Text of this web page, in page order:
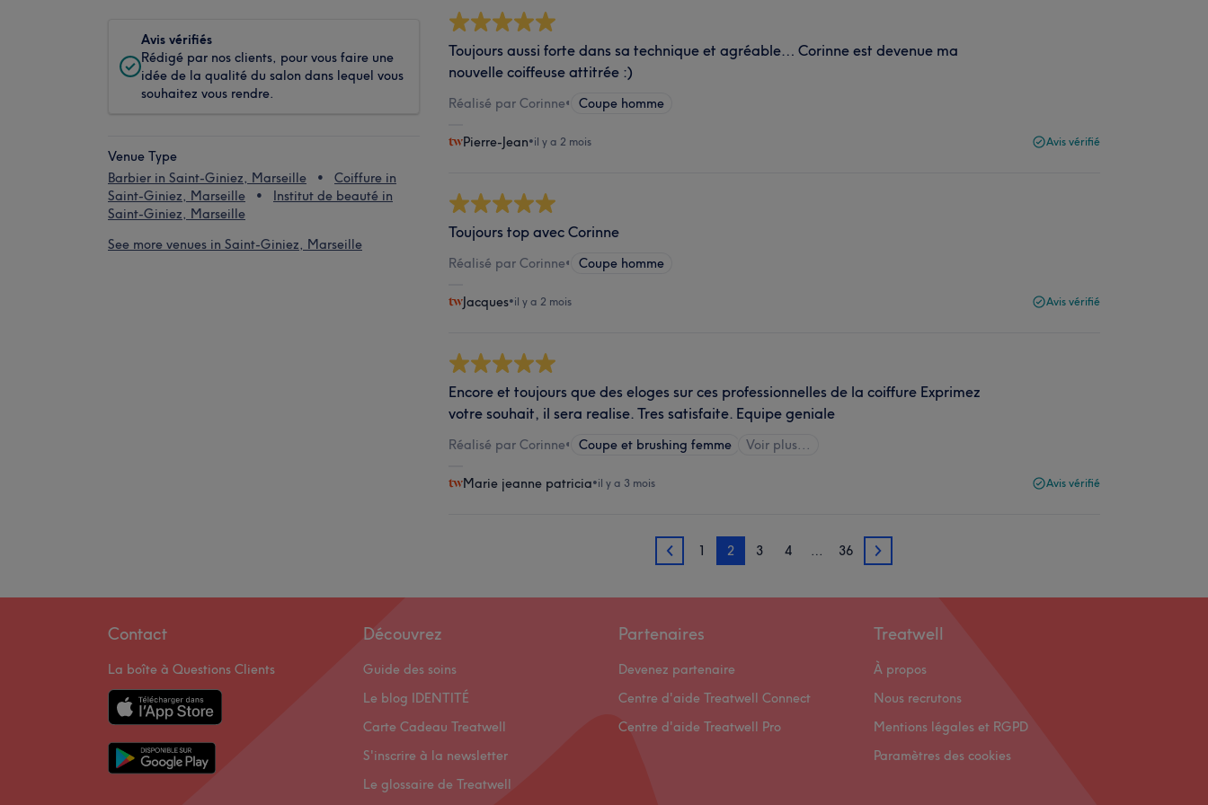
Avis vérifiés
Rédigé par nos clients, pour vous faire une
idée de la qualité du salon dans lequel vous
souhaitez vous rendre.
Venue Type
Barbier in Saint-Giniez, Marseille
Coiffure in
Saint-Giniez, Marseille
Institut de beauté in
Saint-Giniez, Marseille
See more venues in Saint-Giniez, Marseille
Toujours aussi forte dans sa technique et agréable… Corinne est devenue ma
nouvelle coiffeuse attitrée :)
Réalisé par Corinne• Coupe homme
Pierre-Jean•il y a 2 mois Avis vérifié
Toujours top avec Corinne
Réalisé par Corinne• Coupe homme
Jacques•il y a 2 mois Avis vérifié
Encore et toujours que des eloges sur ces professionnelles de la coiffure Exprimez
votre souhait, il sera realise. Tres satisfaite. Equipe geniale
Réalisé par Corinne• Coupe et brushing femme Voir plus...
Marie jeanne patricia•il y a 3 mois Avis vérifié
1 1 2 3 4 … 36 3
Contact
La boîte à Questions Clients
Découvrez
Guide des soins
Le blog IDENTITÉ
Carte Cadeau Treatwell
S'inscrire à la newsletter
Le glossaire de Treatwell
Partenaires
Devenez partenaire
Centre d'aide Treatwell Connect
Centre d'aide Treatwell Pro
Treatwell
À propos
Nous recrutons
Mentions légales et RGPD
Paramètres des cookies